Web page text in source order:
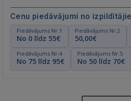
Cenu piedāvājumi no
Piedāvājums Nr.1
No 0 līdz 55€
Piedāvājums Nr.2
50,00€
Piedāvājums Nr.4
No 75 līdz 95€
Piedāvājums Nr.5
No 50 līdz 70€